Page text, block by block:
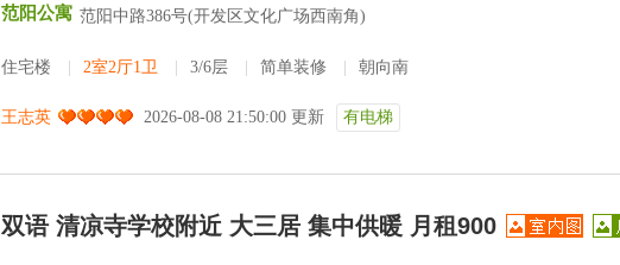
范阳公寓 范阳中路386号(开发区文化广场西南角)
住宅楼 2室2厅1卫 3/6层 简单装修 朝向南
王志英 2026-08-08 21:50:00 更新 有电梯
双语 清凉寺学校附近 大三居 集中供暖 月租900